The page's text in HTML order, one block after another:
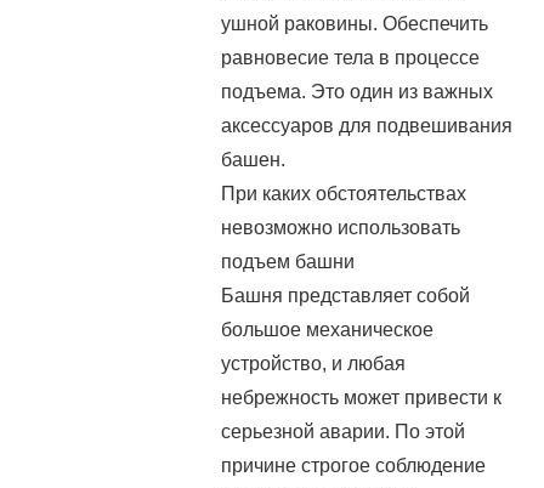
ушной раковины. Обеспечить
равновесие тела в процессе
подъема. Это один из важных
аксессуаров для подвешивания
башен.
При каких обстоятельствах
невозможно использовать
подъем башни
Башня представляет собой
большое механическое
устройство, и любая
небрежность может привести к
серьезной аварии. По этой
причине строгое соблюдение